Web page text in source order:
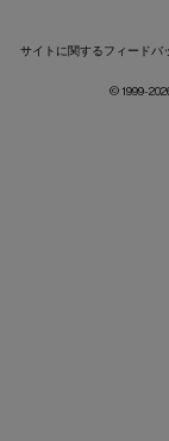
サイトに関するフィードバ
© 1999-